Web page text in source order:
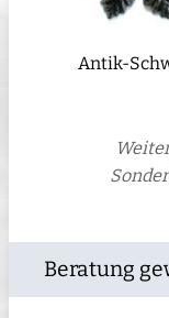
Antik-
Beratung